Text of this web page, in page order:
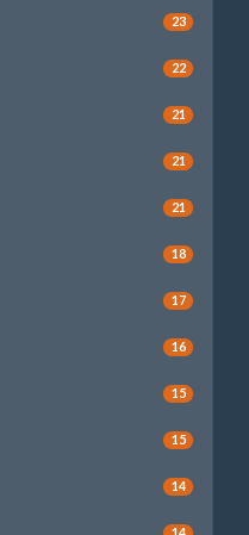
23
22
21
21
21
18
17
16
15
15
14